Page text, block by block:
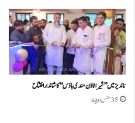
ناندیڑ میں ’’شیرا ٹاؤن مندی ہاؤس‘‘ کا شاندار افتتاح
35 منٹس ago